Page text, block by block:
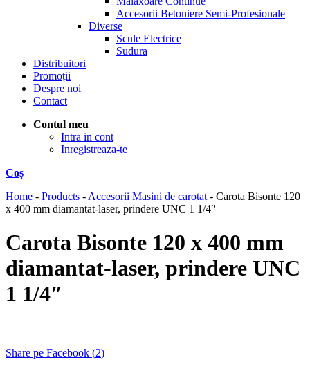
Accesorii Betoniere Semi-Profesionale
Diverse
Scule Electrice
Sudura
Distribuitori
Promoții
Despre noi
Contact
Contul meu
Intra in cont
Inregistreaza-te
Coș
Home - Products - Accesorii Masini de carotat - Carota Bisonte 120
x 400 mm diamantat-laser, prindere UNC 1 1/4″
Carota Bisonte 120 x 400 mm
diamantat-laser, prindere UNC
1 1/4″
Share pe Facebook (2)